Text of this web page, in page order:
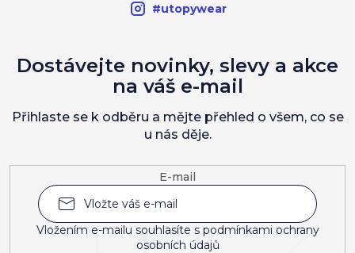
#utopywear
E-mail
Vložením e-mailu souhlasíte s podmínkami ochrany
osobních údajů
Dostávejte novinky, slevy a akce
na váš e-mail
Přihlaste se k odběru a mějte přehled o všem, co se
u nás děje.